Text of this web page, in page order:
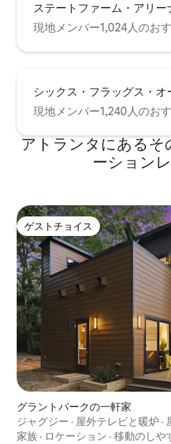
ステートファーム・アリー
現地メンバー1,024人のお
シックス・フラッグス・
現地メンバー1,240人のお
アトランタにあるそ
ーション
ゲストチョイス
ゲストチョイス
グラントパークの一軒家
ジャグジー · 屋外テレビと暖炉 ·
家族 · ロケーション · 移動のしや